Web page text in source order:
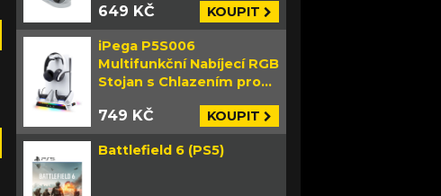
649 KČ KOUPIT
iPega P5S006
Multifunkční Nabíjecí RGB
Stojan s Chlazením pro
749 KČ KOUPIT
Battlefield 6 (PS5)